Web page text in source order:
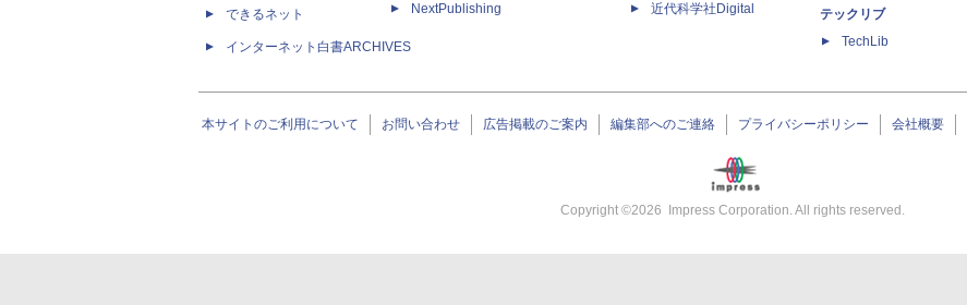
できるネット
インターネット白書ARCHIVES
NextPublishing
近代科学社Digital
テックリブ
TechLib
本サイトのご利用について お問い合わせ 広告掲載のご案内 編集部へのご連絡 プライバシーポリシー 会社概要
Copyright ©2026 Impress Corporation. All rights reserved.